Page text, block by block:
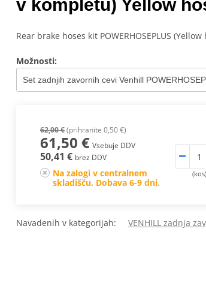
v kompletu) Yellow
Rear brake hoses kit POWERHOSEPLUS
Možnosti:
62,00 €(prihranite 0,50 €)
61,50 € Vsebuje DDV
50,41 € brez DDV
Na zalogi v centralnem
skladišču. Dobava 6-9 dni.
(kos)
Navadenih v kategorijah: VENHILL zadnja